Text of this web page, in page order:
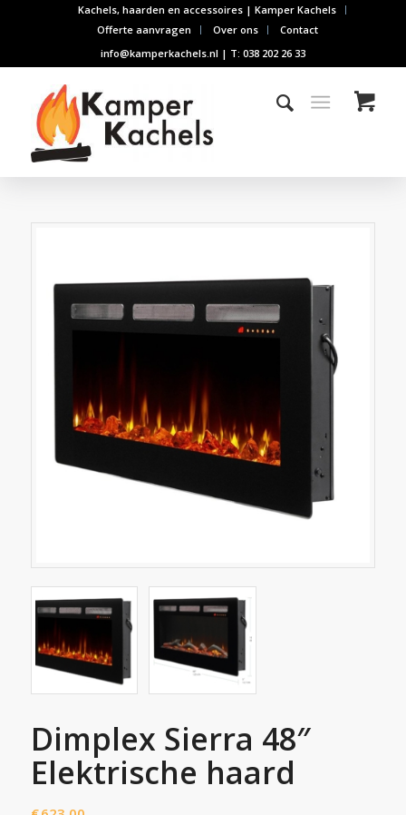
Kachels, haarden en accessoires | Kamper Kachels
Offerte aanvragen
Over ons
Contact
info@kamperkachels.nl | T: 038 202 26 33
Dimplex Sierra 48″
Elektrische haard